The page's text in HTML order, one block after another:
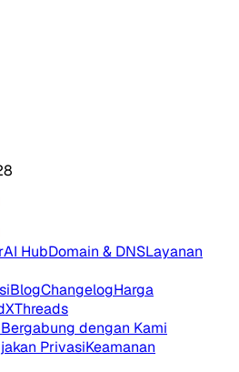
AI HubDomain & DNSLayanan
BlogChangelogHarga
XThreads
Bergabung dengan Kami
PrivasiKeamanan